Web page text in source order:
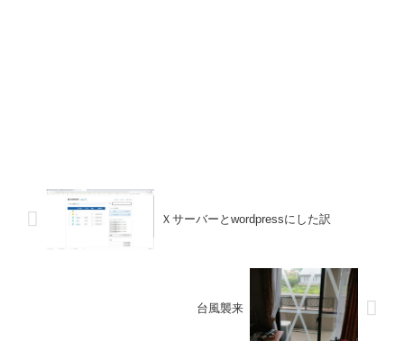
Ｘサーバーとwordpressにした訳
台風襲来